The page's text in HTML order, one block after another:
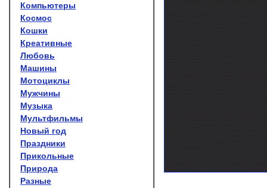
Компьютеры
Космос
Кошки
Креативные
Любовь
Машины
Мотоциклы
Мужчины
Музыка
Мультфильмы
Новый год
Праздники
Прикольные
Природа
Разные